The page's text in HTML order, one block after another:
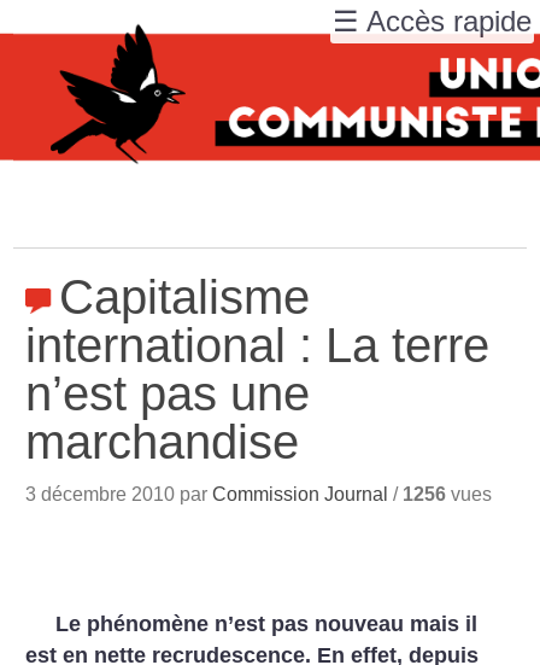
Capitalisme
international : La terre
n’est pas une
marchandise
3 décembre 2010 parCommission Journal / 1256 vues
Le phénomène n’est pas nouveau mais il
est en nette recrudescence. En effet, depuis
☰ Accès rapide